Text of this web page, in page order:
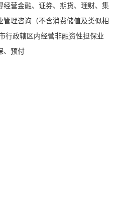
经营金融、证券、期货、理财、集
理咨询（不含消费储值及类似相
行政辖区内经营非融资性担保业
、预付